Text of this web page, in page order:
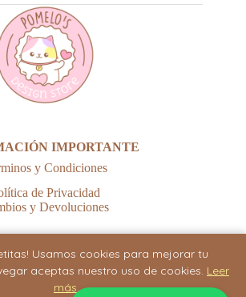
IMPORTANTE
y Condiciones
de Privacidad
y Devoluciones
Usamos cookies para mejorar tu
aceptas nuestro uso de cookies. Leer
más.